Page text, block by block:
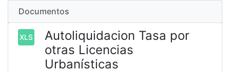
Documentos
XLS
Autoliquidacion Tasa por
otras Licencias
Urbanísticas